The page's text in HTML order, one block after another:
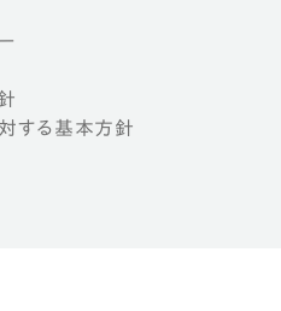
対する基本方針